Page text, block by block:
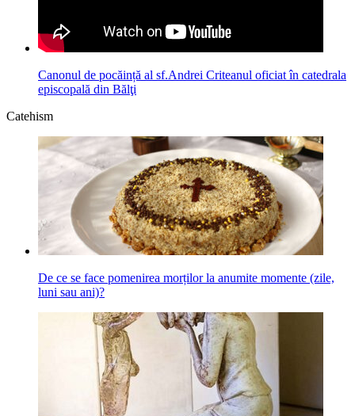
Canonul de pocăință al sf.Andrei Criteanul oficiat în catedrala
episcopală din Bălţi
Catehism
De ce se face pomenirea morților la anumite momente (zile,
luni sau ani)?